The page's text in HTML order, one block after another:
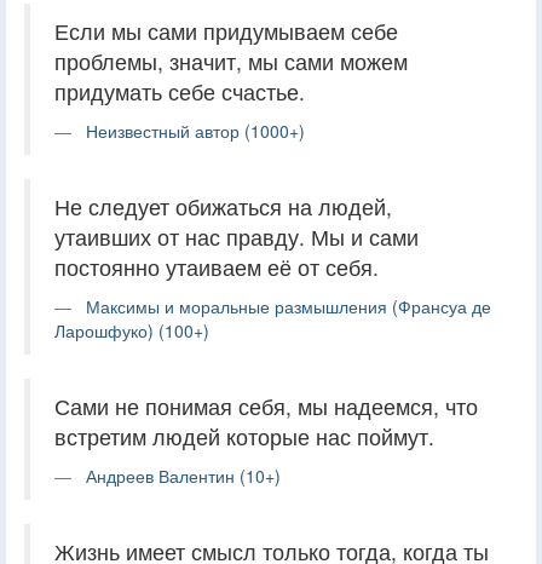
Если мы сами придумываем себе
проблемы, значит, мы сами можем
придумать себе счастье.
Неизвестный автор (1000+)
Не следует обижаться на людей,
утаивших от нас правду. Мы и сами
постоянно утаиваем её от себя.
Максимы и моральные размышления (Франсуа де
Ларошфуко) (100+)
Сами не понимая себя, мы надеемся, что
встретим людей которые нас поймут.
Андреев Валентин (10+)
Жизнь имеет смысл только тогда, когда ты